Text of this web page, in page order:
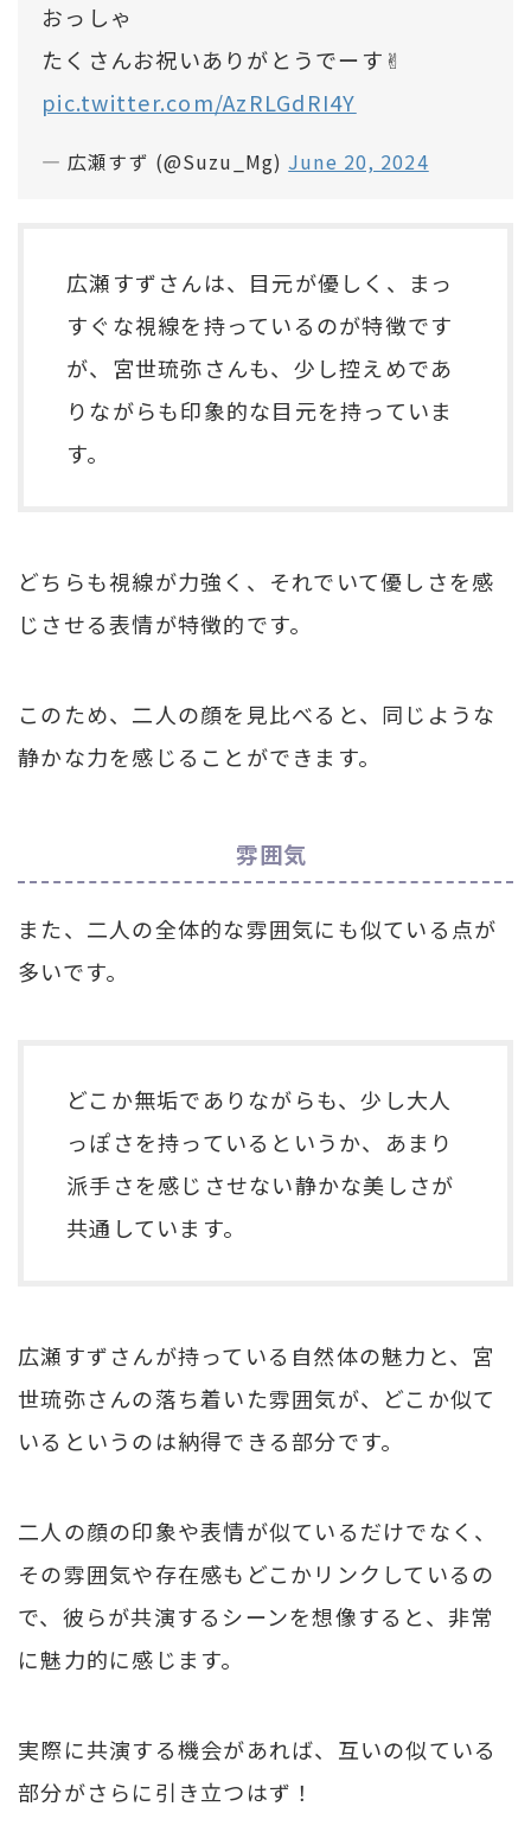
おっしゃ
たくさんお祝いありがとうでーす✌︎
pic.twitter.com/AzRLGdRI4Y
— 広瀬すず (@Suzu_Mg) June 20, 2024
広瀬すずさんは、目元が優しく、まっ
すぐな視線を持っているのが特徴です
が、宮世琉弥さんも、少し控えめであ
りながらも印象的な目元を持っていま
す。
どちらも視線が力強く、それでいて優しさを感
じさせる表情が特徴的です。
このため、二人の顔を見比べると、同じような
静かな力を感じることができます。
雰囲気
また、二人の全体的な雰囲気にも似ている点が
多いです。
どこか無垢でありながらも、少し大人
っぽさを持っているというか、あまり
派手さを感じさせない静かな美しさが
共通しています。
広瀬すずさんが持っている自然体の魅力と、宮
世琉弥さんの落ち着いた雰囲気が、どこか似て
いるというのは納得できる部分です。
二人の顔の印象や表情が似ているだけでなく、
その雰囲気や存在感もどこかリンクしているの
で、彼らが共演するシーンを想像すると、非常
に魅力的に感じます。
実際に共演する機会があれば、互いの似ている
部分がさらに引き立つはず！